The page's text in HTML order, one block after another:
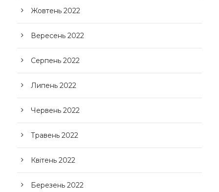
Жовтень 2022
Вересень 2022
Серпень 2022
Липень 2022
Червень 2022
Травень 2022
Квітень 2022
Березень 2022